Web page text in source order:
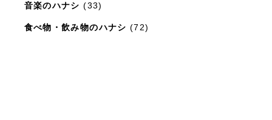
音楽のハナシ (33)
食べ物・飲み物のハナシ (72)